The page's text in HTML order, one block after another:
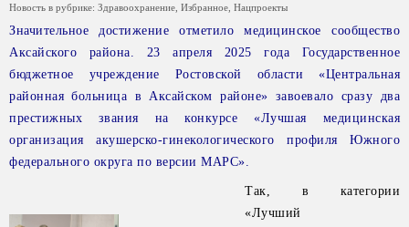
Новость в рубрике: Здравоохранение Избранное Нацпроекты
Значительное достижение отметило медицинское сообщество
Аксайского района. 23 апреля 2025 года Государственное
бюджетное учреждение Ростовской области «Центральная
районная больница в Аксайском районе» завоевало сразу два
престижных звания на конкурсе «Лучшая медицинская
организация акушерско-гинекологического профиля Южного
федерального округа по версии МАРС».
Так, в категории
«Лучший